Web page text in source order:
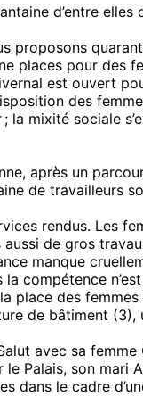
d’entre
proposons
places pour
est ouvert
des
mixité sociale
après un
de
rendus. Les
de gros
manque
compétence
place des
de bâtiment (3),
avec sa femme
Palais, son
dans le cadre